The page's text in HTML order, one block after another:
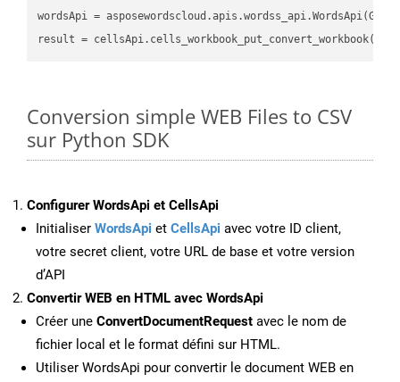
wordsApi =
result =
Conversion simple WEB Files to CSV
sur Python SDK
Configurer WordsApi et CellsApi
Initialiser WordsApi et CellsApi avec votre ID client,
votre secret client, votre URL de base et votre version
d’API
Convertir WEB en HTML avec WordsApi
Créer une ConvertDocumentRequest avec le nom de
fichier local et le format défini sur HTML.
Utiliser WordsApi pour convertir le document WEB en